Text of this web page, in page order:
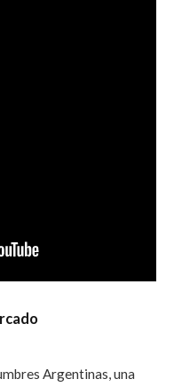
Argentinas, una